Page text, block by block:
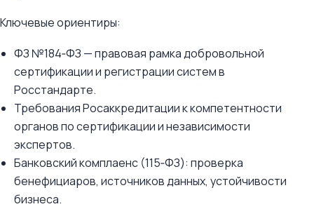
Ключевые ориентиры:
ФЗ №184‑ФЗ — правовая рамка добровольной
сертификации и регистрации систем в
Росстандарте.
Требования Росаккредитации к компетентности
органов по сертификации и независимости
экспертов.
Банковский комплаенс (115‑ФЗ): проверка
бенефициаров, источников данных, устойчивости
бизнеса.